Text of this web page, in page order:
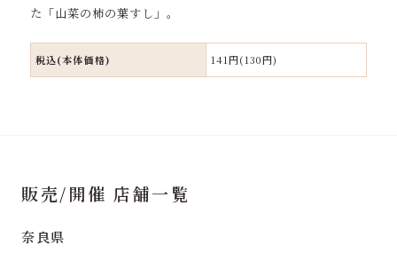
た「山菜の柿の葉すし」。
税込(本体価格) 141円(130円)
販売/開催 店舗一覧
奈良県